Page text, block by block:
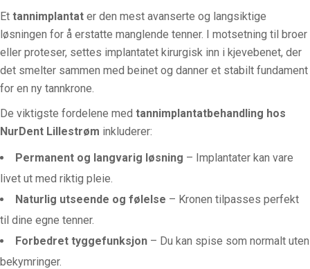
Et tannimplantat er den mest avanserte og langsiktige
løsningen for å erstatte manglende tenner. I motsetning til broer
eller proteser, settes implantatet kirurgisk inn i kjevebenet, der
det smelter sammen med beinet og danner et stabilt fundament
for en ny tannkrone.
De viktigste fordelene med tannimplantatbehandling hos
NurDent Lillestrøm inkluderer:
Permanent og langvarig løsning – Implantater kan vare
livet ut med riktig pleie.
Naturlig utseende og følelse – Kronen tilpasses perfekt
til dine egne tenner.
Forbedret tyggefunksjon – Du kan spise som normalt uten
bekymringer.